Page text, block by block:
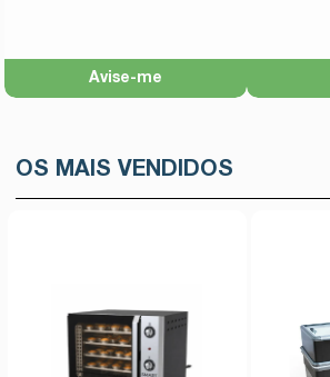
Avise-me
OS MAIS VENDIDOS